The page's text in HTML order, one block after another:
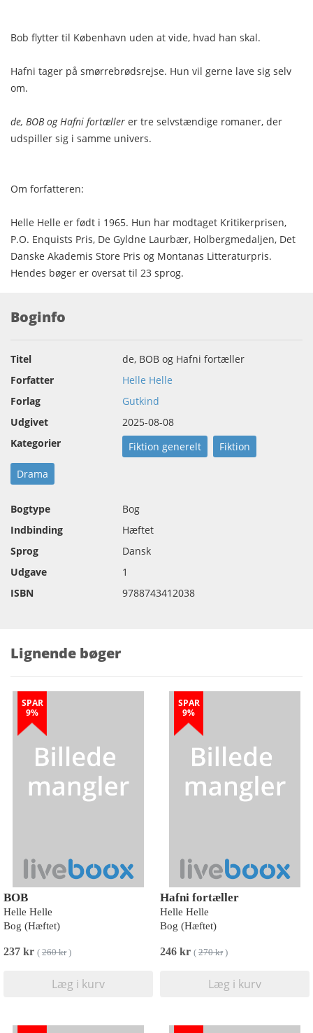
Bob flytter til København uden at vide, hvad han skal.
Hafni tager på smørrebrødsrejse. Hun vil gerne lave sig selv
om.
de, BOB og Hafni fortæller er tre selvstændige romaner, der
udspiller sig i samme univers.
Om forfatteren:
Helle Helle er født i 1965. Hun har modtaget Kritikerprisen,
P.O. Enquists Pris, De Gyldne Laurbær, Holbergmedaljen, Det
Danske Akademis Store Pris og Montanas Litteraturpris.
Hendes bøger er oversat til 23 sprog.
Boginfo
Titel
de, BOB og Hafni fortæller
Forfatter
Helle Helle
Forlag
Gutkind
Udgivet
2025-08-08
Kategorier
Fiktion generelt Fiktion
Drama
Bogtype
Bog
Indbinding
Hæftet
Sprog
Dansk
Udgave
1
ISBN
9788743412038
Lignende bøger
SPAR
9%
BOB
Helle Helle
Bog (Hæftet)
237 kr ( 260 kr)
Læg i kurv
SPAR
9%
Hafni fortæller
Helle Helle
Bog (Hæftet)
246 kr ( 270 kr)
Læg i kurv